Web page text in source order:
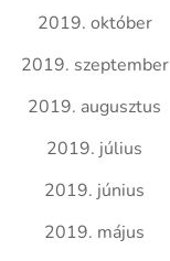
2019. október
2019. szeptember
2019. augusztus
2019. július
2019. június
2019. május